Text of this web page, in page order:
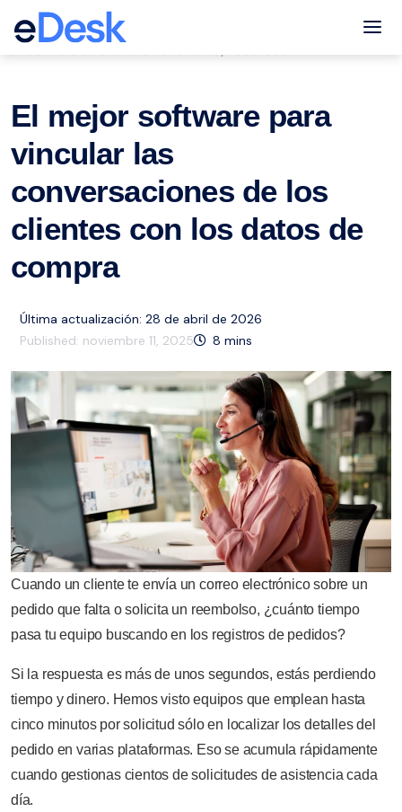
eCommerce Support Central
El mejor software para
vincular las
conversaciones de los
clientes con los datos de
compra
Última actualización: 28 de abril de 2026
Published: noviembre 11, 2025 8 mins
Cuando un cliente te envía un correo electrónico sobre un
pedido que falta o solicita un reembolso, ¿cuánto tiempo
pasa tu equipo buscando en los registros de pedidos?
Si la respuesta es más de unos segundos, estás perdiendo
tiempo y dinero. Hemos visto equipos que emplean hasta
cinco minutos por solicitud sólo en localizar los detalles del
pedido en varias plataformas. Eso se acumula rápidamente
cuando gestionas cientos de solicitudes de asistencia cada
día.